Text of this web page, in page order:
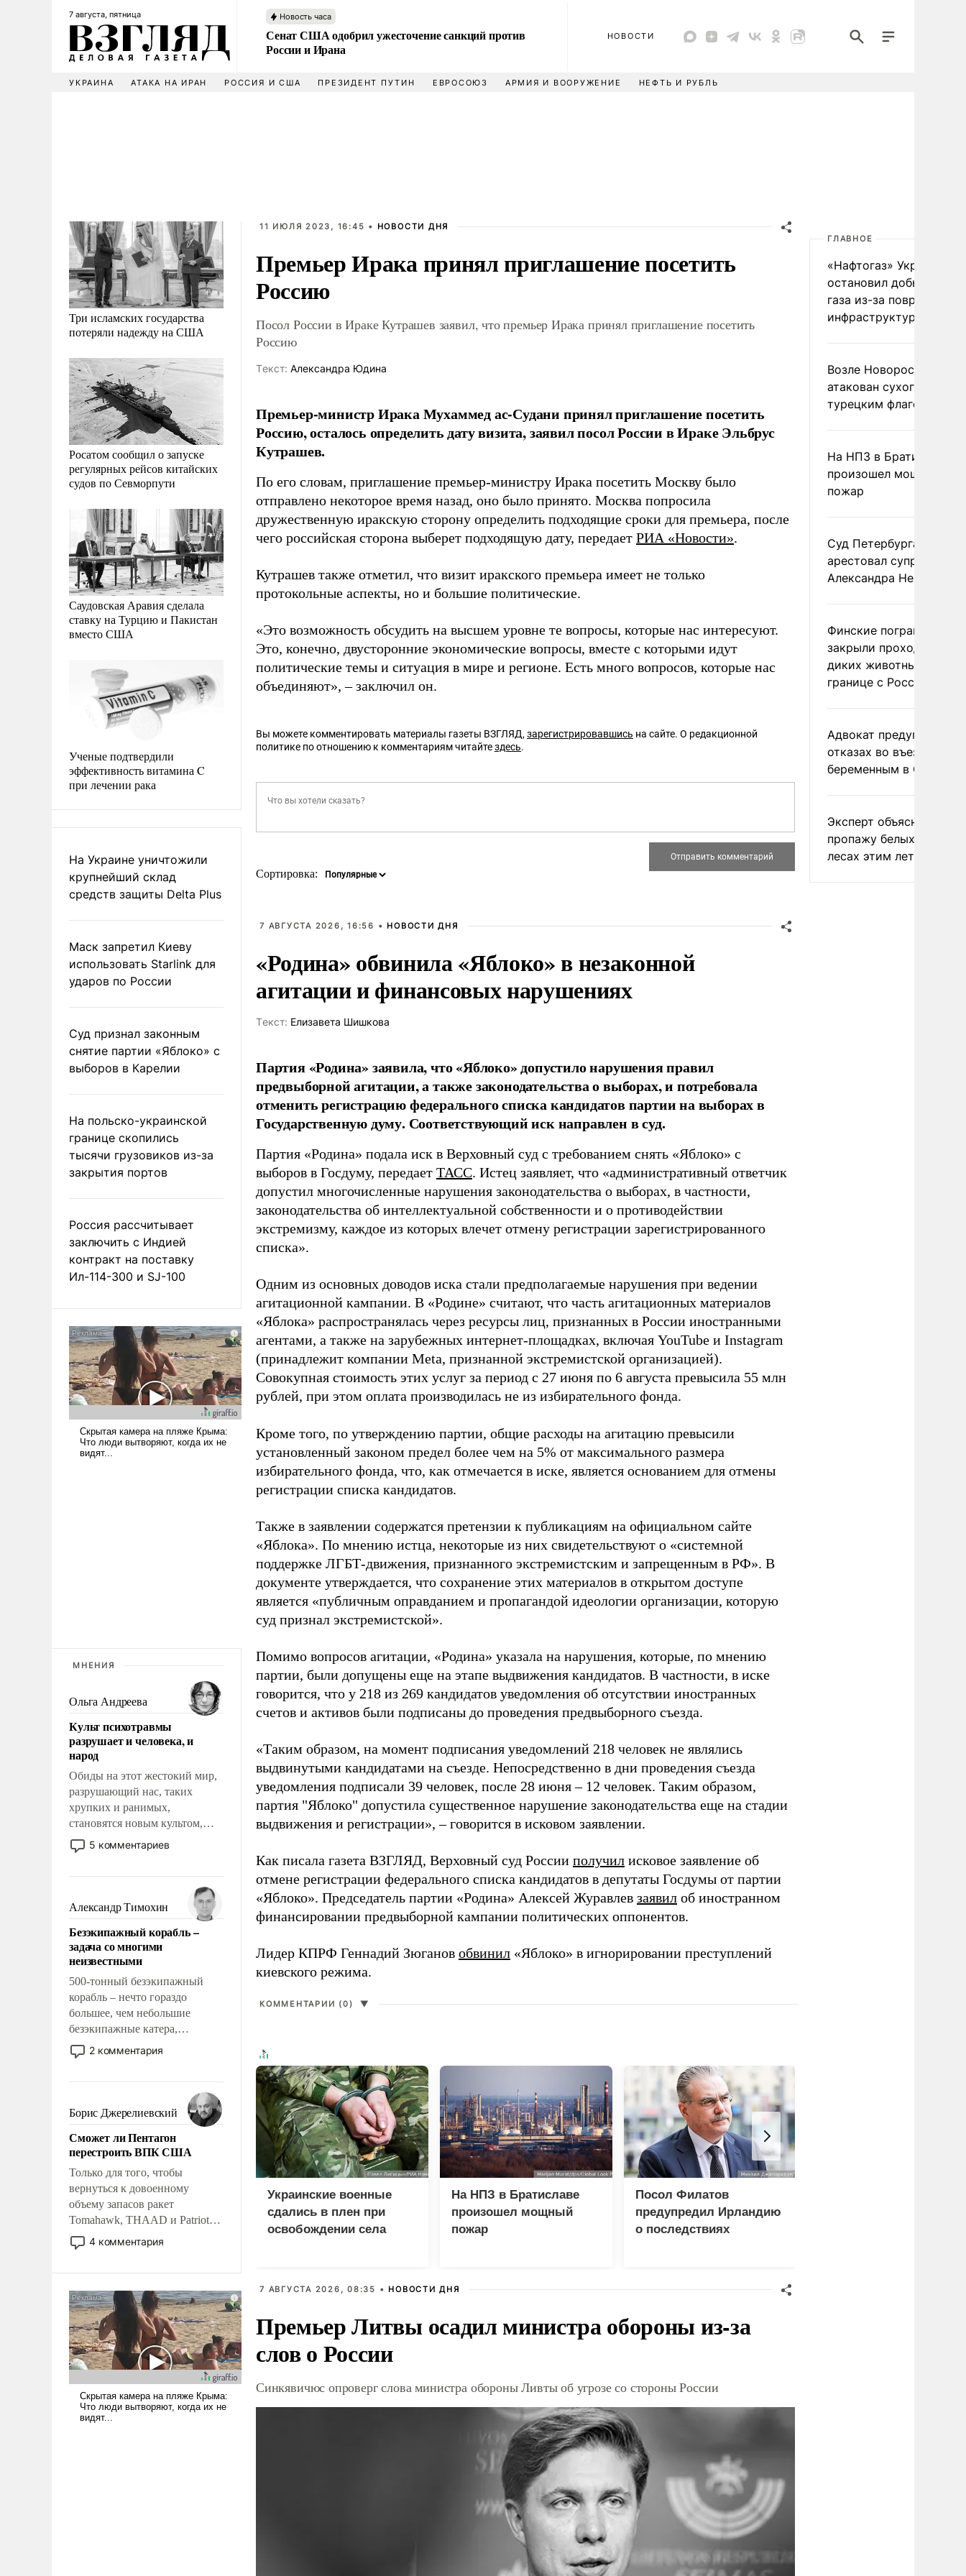
7 августа, пятница Новость часа
Сенат США одобрил ужесточение санкций против
России и Ирана
НОВОСТИ
УКРАИНА АТАКА НА ИРАН РОССИЯ И США ПРЕЗИДЕНТ ПУТИН ЕВРОСОЮЗ АРМИЯ И ВООРУЖЕНИЕ НЕФТЬ И РУБЛЬ
Три исламских государства
потеряли надежду на США
Росатом сообщил о запуске
регулярных рейсов китайских
судов по Севморпути
Саудовская Аравия сделала
ставку на Турцию и Пакистан
вместо США
Ученые подтвердили
эффективность витамина C
при лечении рака
На Украине уничтожили
крупнейший склад
средств защиты Delta Plus
Маск запретил Киеву
использовать Starlink для
ударов по России
Суд признал законным
снятие партии «Яблоко» с
выборов в Карелии
На польско-украинской
границе скопились
тысячи грузовиков из-за
закрытия портов
Россия рассчитывает
заключить с Индией
контракт на поставку
Ил-114-300 и SJ-100
МНЕНИЯ
Ольга Андреева
Культ психотравмы
разрушает и человека, и
народ
Обиды на этот жестокий мир,
разрушающий нас, таких
хрупких и ранимых,
становятся новым культом,
постепенно вытесняя и
отменяя традиционное
мужественным и твердым под
ударами судьбы, брать на себя
ответственность, помогать
слабым, идти вперед и
адаптироваться.
5 комментариев
Александр Тимохин
Безэкипажный корабль –
задача со многими
неизвестными
500-тонный безэкипажный
корабль – нечто гораздо
большее, чем небольшие
безэкипажные катера,
применение которых уже
стало обыденностью. Задача по
сложна и амбициозна. Однако
и ее реализация радикально
поднимет наши боевые
возможности.
2 комментария
Борис Джерелиевский
Сможет ли Пентагон
перестроить ВПК США
Только для того, чтобы
вернуться к довоенному
объему запасов ракет
Tomahawk, THAAD и Patriot
США потребуется более трех
лет. Даже небольшая война с
Сложившаяся ситуация
означает многолетний период
уязвимости США, например,
перед Китаем.
4 комментария
11 ИЮЛЯ 2023, 16:45 • НОВОСТИ ДНЯ
Премьер Ирака принял приглашение посетить
Россию
Посол России в Ираке Кутрашев заявил, что премьер Ирака принял приглашение посетить
Россию
Tекст: Александра Юдина
Премьер-министр Ирака Мухаммед ас-Судани принял приглашение посетить
Россию, осталось определить дату визита, заявил посол России в Ираке Эльбрус
Кутрашев.
По его словам, приглашение премьер-министру Ирака посетить Москву было
отправлено некоторое время назад, оно было принято. Москва попросила
дружественную иракскую сторону определить подходящие сроки для премьера, после
чего российская сторона выберет подходящую дату, передает РИА «Новости».
Кутрашев также отметил, что визит иракского премьера имеет не только
протокольные аспекты, но и большие политические.
«Это возможность обсудить на высшем уровне те вопросы, которые нас интересуют.
Это, конечно, двусторонние экономические вопросы, вместе с которыми идут
политические темы и ситуация в мире и регионе. Есть много вопросов, которые нас
объединяют», – заключил он.
Вы можете комментировать материалы газеты ВЗГЛЯД, зарегистрировавшись на сайте. О редакционной
политике по отношению к комментариям читайтездесь.
Сортировка:
7 АВГУСТА 2026, 16:56 • НОВОСТИ ДНЯ
«Родина» обвинила «Яблоко» в незаконной
агитации и финансовых нарушениях
Tекст: Елизавета Шишкова
Партия «Родина» заявила, что «Яблоко» допустило нарушения правил
предвыборной агитации, а также законодательства о выборах, и потребовала
отменить регистрацию федерального списка кандидатов партии на выборах в
Государственную думу. Соответствующий иск направлен в суд.
Партия «Родина» подала иск в Верховный суд с требованием снять «Яблоко» с
выборов в Госдуму, передает ТАСС. Истец заявляет, что «административный ответчик
допустил многочисленные нарушения законодательства о выборах, в частности,
законодательства об интеллектуальной собственности и о противодействии
экстремизму, каждое из которых влечет отмену регистрации зарегистрированного
списка».
Одним из основных доводов иска стали предполагаемые нарушения при ведении
агитационной кампании. В «Родине» считают, что часть агитационных материалов
«Яблока» распространялась через ресурсы лиц, признанных в России иностранными
агентами, а также на зарубежных интернет-площадках, включая YouTube и Instagram
(принадлежит компании Meta, признанной экстремистской организацией).
Совокупная стоимость этих услуг за период с 27 июня по 6 августа превысила 55 млн
рублей, при этом оплата производилась не из избирательного фонда.
Кроме того, по утверждению партии, общие расходы на агитацию превысили
установленный законом предел более чем на 5% от максимального размера
избирательного фонда, что, как отмечается в иске, является основанием для отмены
регистрации списка кандидатов.
Также в заявлении содержатся претензии к публикациям на официальном сайте
«Яблока». По мнению истца, некоторые из них свидетельствуют о «системной
поддержке ЛГБТ-движения, признанного экстремистским и запрещенным в РФ». В
документе утверждается, что сохранение этих материалов в открытом доступе
является «публичным оправданием и пропагандой идеологии организации, которую
суд признал экстремистской».
Помимо вопросов агитации, «Родина» указала на нарушения, которые, по мнению
партии, были допущены еще на этапе выдвижения кандидатов. В частности, в иске
говорится, что у 218 из 269 кандидатов уведомления об отсутствии иностранных
счетов и активов были подписаны до проведения предвыборного съезда.
«Таким образом, на момент подписания уведомлений 218 человек не являлись
выдвинутыми кандидатами на съезде. Непосредственно в дни проведения съезда
уведомления подписали 39 человек, после 28 июня – 12 человек. Таким образом,
партия "Яблоко" допустила существенное нарушение законодательства еще на стадии
выдвижения и регистрации», – говорится в исковом заявлении.
Как писала газета ВЗГЛЯД, Верховный суд России получил исковое заявление об
отмене регистрации федерального списка кандидатов в депутаты Госдумы от партии
«Яблоко». Председатель партии «Родина» Алексей Журавлев заявил об иностранном
финансировании предвыборной кампании политических оппонентов.
Лидер КПРФ Геннадий Зюганов обвинил «Яблоко» в игнорировании преступлений
киевского режима.
КОММЕНТАРИИ (0) ▼
Украинские военные
сдались в плен при
освобождении села
На НПЗ в Братиславе
произошел мощный
пожар
Посол Филатов
предупредил Ирландию
о последствиях
7 АВГУСТА 2026, 08:35 • НОВОСТИ ДНЯ
Премьер Литвы осадил министра обороны из-за
слов о России
Синкявичюс опроверг слова министра обороны Ливты об угрозе со стороны России
ГЛАВНОЕ
«Нафтогаз» Украины
остановил добычу
газа из-за повреждения
инфраструктуры
Возле Новороссийска
атакован сухогруз под
турецким флагом
На НПЗ в Братиславе
произошел мощный
пожар
Суд Петербурга заочно
арестовал супругу
Александра Невзорова
Финские пограничники
закрыли проходы для
диких животных на
границе с Россией
Адвокат предупредил
отказах во въезде
беременным в США
Эксперт объяснил
пропажу белых грибов
лесах этим летом